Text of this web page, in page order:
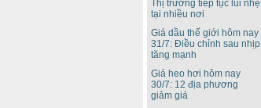
Thị trường tiếp tục lùi nhẹ
tại nhiều nơi
Giá dầu thế giới hôm nay
31/7: Điều chỉnh sau nhịp
tăng mạnh
Giá heo hơi hôm nay
30/7: 12 địa phương
giảm giá